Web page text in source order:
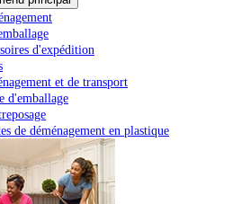
d'expédition
et de transport
d'emballage
de déménagement en plastique